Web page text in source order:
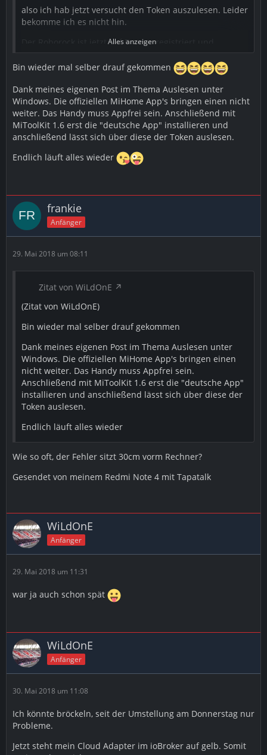
also ich hab jetzt versucht den Token auszulesen. Leider
bekomme ich es nicht hin.
Der Roborock ist jetzt auf Europe registriert und
funktioniert.
Ich habe jetzt eine ältere MiHome Version installiert,
5.1.30
Beim Auslesen kommt aber nur die IP ohne Token, wenn
ich aber eine MiHome Version 4.XX nehme gibt es die
Auswahl Europe nicht. Wenn man Mainland China
auswählt, ist ja der Roborock nicht registriert.
Lösungsmöglichkeit?
Alles anzeigen
Bin wieder mal selber drauf gekommen
Dank meines eigenen Post im Thema Auslesen unter
Windows. Die offiziellen MiHome App's bringen einen nicht
weiter. Das Handy muss Appfrei sein. Anschließend mit
MiToolKit 1.6 erst die "deutsche App" installieren und
anschließend lässt sich über diese der Token auslesen.
Endlich läuft alles wieder
frankie
Anfänger
29. Mai 2018 um 08:11
Zitat von WiLdOnE
(Zitat von WiLdOnE)
Bin wieder mal selber drauf gekommen
Dank meines eigenen Post im Thema Auslesen unter
Windows. Die offiziellen MiHome App's bringen einen
nicht weiter. Das Handy muss Appfrei sein.
Anschließend mit MiToolKit 1.6 erst die "deutsche App"
installieren und anschließend lässt sich über diese der
Token auslesen.
Endlich läuft alles wieder
Wie so oft, der Fehler sitzt 30cm vorm Rechner?
Gesendet von meinem Redmi Note 4 mit Tapatalk
WiLdOnE
Anfänger
29. Mai 2018 um 11:31
war ja auch schon spät
WiLdOnE
Anfänger
30. Mai 2018 um 11:08
Ich könnte bröckeln, seit der Umstellung am Donnerstag nur
Probleme.
Jetzt steht mein Cloud Adapter im ioBroker auf gelb. Somit